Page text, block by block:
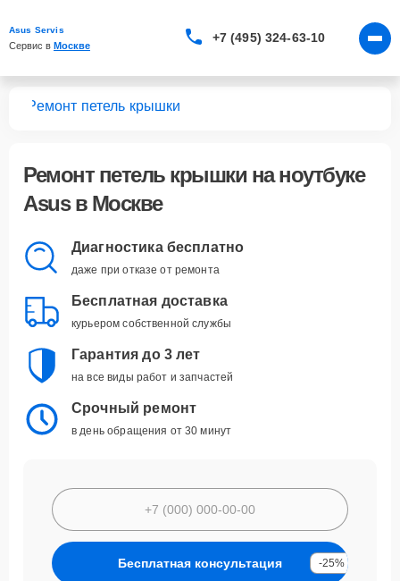
Asus Servis
Сервис в Москве
+7 (495) 324-63-10
Ремонт петель крышки
Ремонт петель крышки на ноутбуке
Asus в Москве
Диагностика бесплатно
даже при отказе от ремонта
Бесплатная доставка
курьером собственной службы
Гарантия до 3 лет
на все виды работ и запчастей
Срочный ремонт
в день обращения от 30 минут
Бесплатная консультация -25%